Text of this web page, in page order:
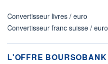
Convertisseur livres / euro
Convertisseur franc suisse / euro
L'OFFRE BOURSOBANK